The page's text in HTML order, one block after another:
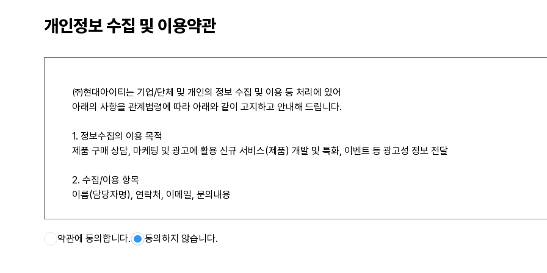
개인정보 수집 및 이용약관
㈜현대아이티는 기업/단체 및 개인의 정보 수집 및 이용 등 처리에 있어
아래의 사항을 관계법령에 따라 아래와 같이 고지하고 안내해 드립니다.
1. 정보수집의 이용 목적
제품 구매 상담, 마케팅 및 광고에 활용 신규 서비스(제품) 개발 및 특화, 이벤트 등 광고성 정보 전달
2. 수집/이용 항목
이름(담당자명), 연락처, 이메일, 문의내용
홈페이지 제작 상담 종료후 6개월, 제작 완료 종료 후 1년, 정보제공자의 삭제 요청 시 즉시
약관에 동의합니다. 동의하지 않습니다.